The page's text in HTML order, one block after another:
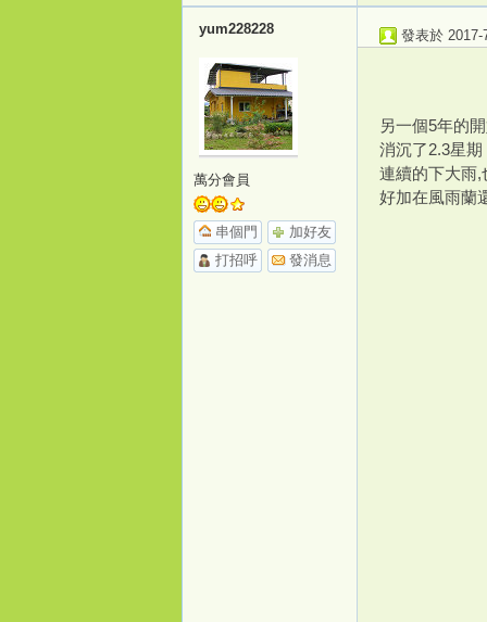
o
yum228228
萬分會員
串個門
加好友
打招呼
發消息
發表於 2017-
另一個5年的
消沉了2.3星期
連續的下大雨,
好加在風雨蘭